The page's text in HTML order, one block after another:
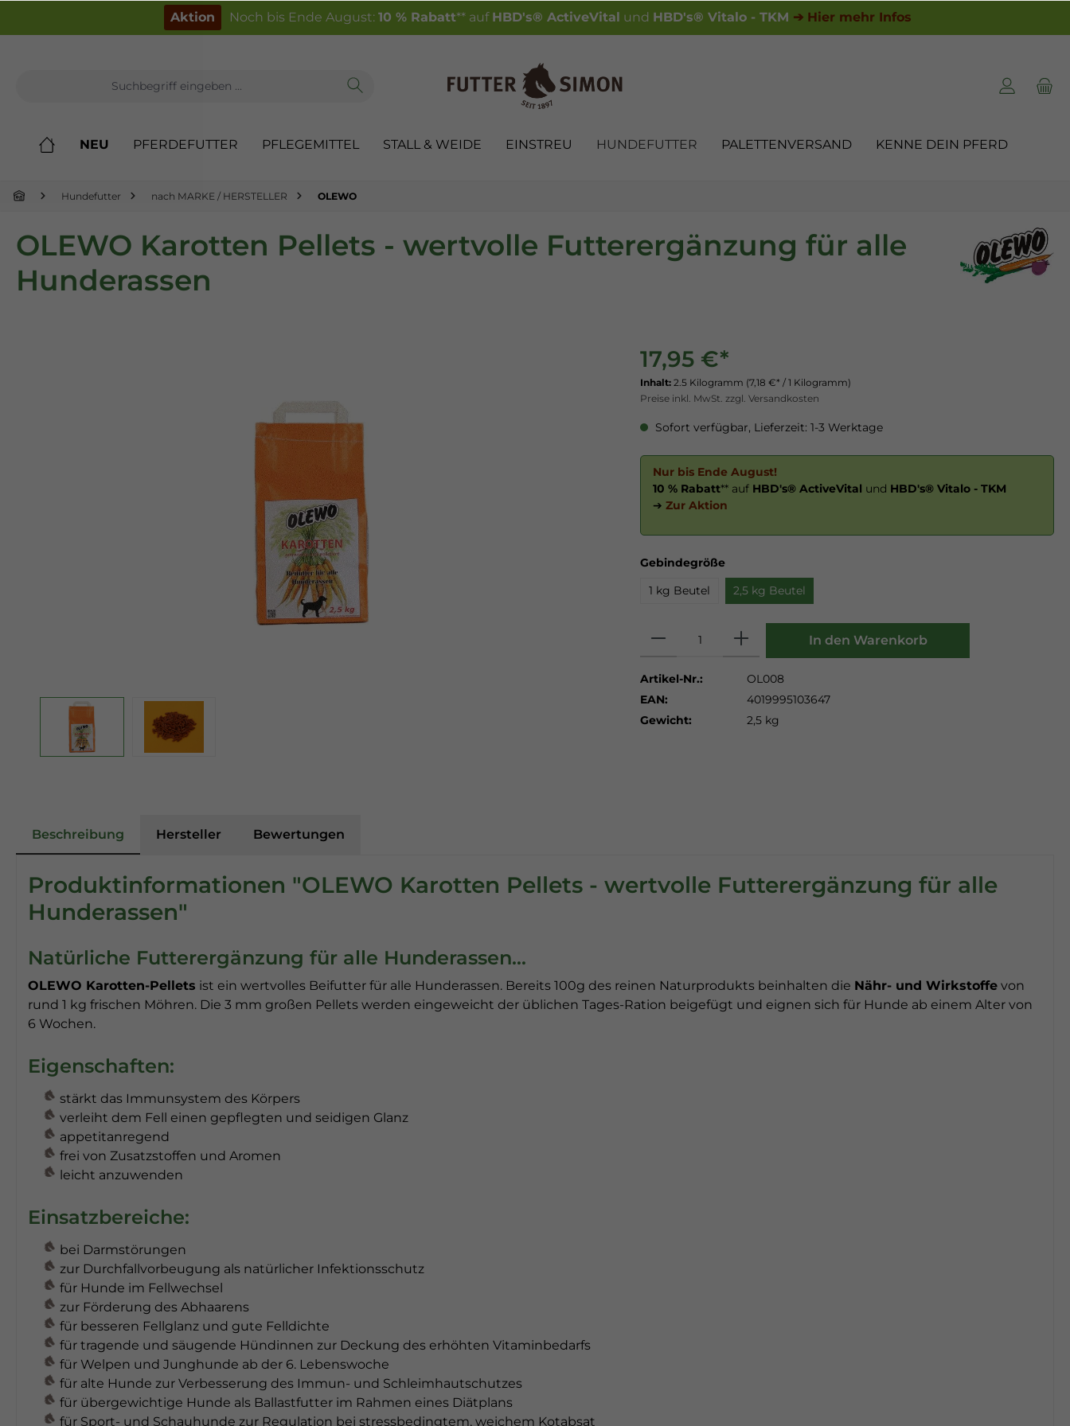
Aktion Noch bis Ende August: 10 % Rabatt** auf HBD's® ActiveVital und HBD's® Vitalo - TKM ➔ Hier mehr Infos
NEU PFERDEFUTTER PFLEGEMITTEL STALL & WEIDE EINSTREU HUNDEFUTTER PALETTENVERSAND KENNE DEIN PFERD
Hundefutter nach MARKE / HERSTELLER OLEWO
OLEWO Karotten Pellets - wertvolle Futterergänzung für alle
Hunderassen
17,95 €*
Inhalt: 2.5 Kilogramm (7,18 €* / 1 Kilogramm)
Preise inkl. MwSt. zzgl. Versandkosten
Sofort verfügbar, Lieferzeit: 1-3 Werktage
Nur bis Ende August!
10 % Rabatt** auf HBD's® ActiveVital und HBD's® Vitalo - TKM
➔ Zur Aktion
Gebindegröße
1 kg Beutel
2,5 kg Beutel
In den Warenkorb
Artikel-Nr.:
OL008
EAN:
4019995103647
Gewicht:
2,5 kg
Beschreibung Hersteller Bewertungen
Produktinformationen "OLEWO Karotten Pellets - wertvolle Futterergänzung für alle
Hunderassen"
Natürliche Futterergänzung für alle Hunderassen...
OLEWO Karotten-Pellets ist ein wertvolles Beifutter für alle Hunderassen. Bereits 100g des reinen Naturprodukts beinhalten die Nähr- und Wirkstoffe von
rund 1 kg frischen Möhren. Die 3 mm großen Pellets werden eingeweicht der üblichen Tages-Ration beigefügt und eignen sich für Hunde ab einem Alter von
6 Wochen.
Eigenschaften:
stärkt das Immunsystem des Körpers
verleiht dem Fell einen gepflegten und seidigen Glanz
appetitanregend
frei von Zusatzstoffen und Aromen
leicht anzuwenden
Einsatzbereiche:
bei Darmstörungen
zur Durchfallvorbeugung als natürlicher Infektionsschutz
für Hunde im Fellwechsel
zur Förderung des Abhaarens
für besseren Fellglanz und gute Felldichte
für tragende und säugende Hündinnen zur Deckung des erhöhten Vitaminbedarfs
für Welpen und Junghunde ab der 6. Lebenswoche
für alte Hunde zur Verbesserung des Immun- und Schleimhautschutzes
für übergewichtige Hunde als Ballastfutter im Rahmen eines Diätplans
für Sport- und Schauhunde zur Regulation bei stressbedingtem, weichem Kotabsat